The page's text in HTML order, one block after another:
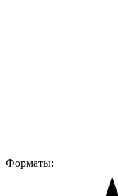
Форматы: